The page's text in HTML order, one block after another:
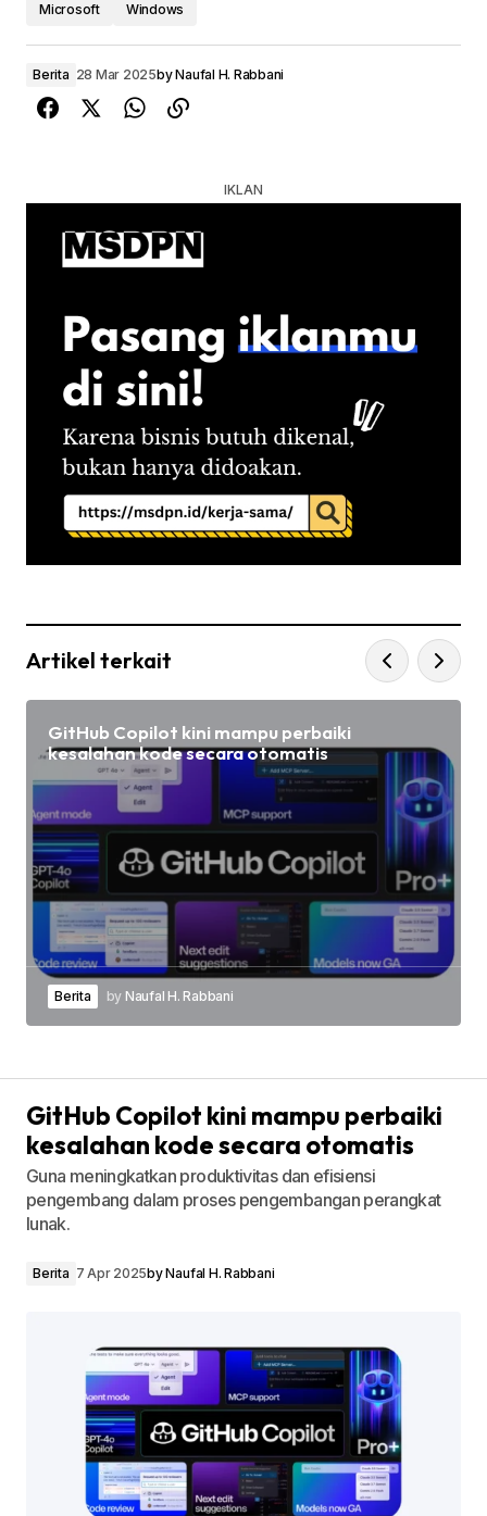
Microsoft Windows
Berita 28 Mar 2025byNaufal H. Rabbani
Artikel terkait
GitHub Copilot kini mampu perbaiki
kesalahan kode secara otomatis
Berita by Naufal H. Rabbani
GitHub Copilot kini mampu perbaiki
kesalahan kode secara otomatis
Guna meningkatkan produktivitas dan efisiensi
pengembang dalam proses pengembangan perangkat
lunak.
Berita 7 Apr 2025byNaufal H. Rabbani